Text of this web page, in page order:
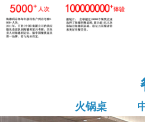
港 美 东 洲 洲
火锅桌